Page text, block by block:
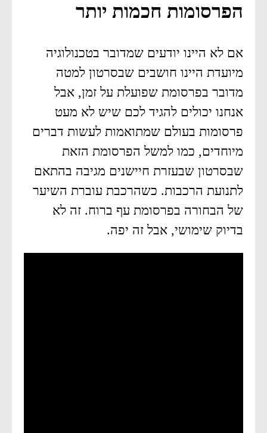
הפרסומות חכמות יותר
אם לא היינו יודעים שמדובר בטכנולוגיה
מיועדת היינו חושבים שבסרטון למטה
מדובר בפרסומת שפועלת על זמן, אבל
אנחנו יכולים להגיד לכם שיש לא מעט
פרסומות בעולם שמתואמות לעשות דברים
מיוחדים, כמו למשל הפרסומת הזאת
שבסרטון שבעזרת חיישנים מגיבה בהתאם
לתנועת הרכבות. כשהרכבת עוברת השיער
של הבחורה בפרסומת עף ברוח. זה לא
בדיוק שימושי, אבל זה יפה.